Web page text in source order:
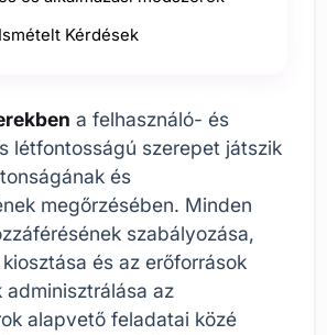
Kérdések
a felhasználó- és
létfontosságú szerepet játszik
és
megőrzésében. Minden
szabályozása,
és az erőforrások
adminisztrálása az
alapvető feladatai közé